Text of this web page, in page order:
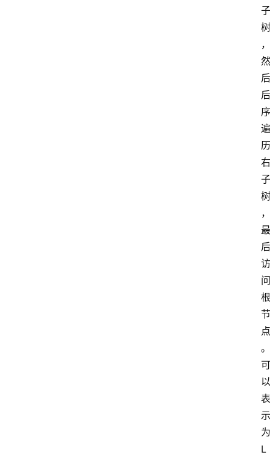
子
树
，
然
后
后
序
遍
历
右
子
树
，
最
后
访
问
根
节
点
。
可
以
表
示
为
L